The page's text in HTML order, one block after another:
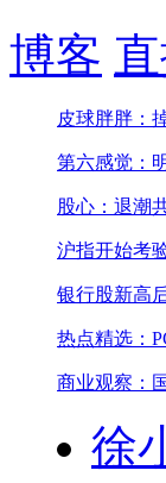
博客
皮球胖胖：
第六感觉：
股心：退潮
沪指开始考
银行股新高
热点精选：
商业观察：
徐